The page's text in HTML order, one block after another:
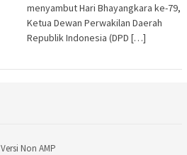
menyambut Hari Bhayangkara ke-79,
Ketua Dewan Perwakilan Daerah
Republik Indonesia (DPD […]
Versi Non AMP